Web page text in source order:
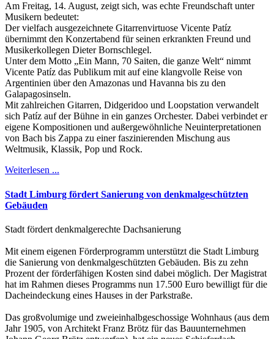
Am Freitag, 14. August, zeigt sich, was echte Freundschaft unter
Musikern bedeutet:
Der vielfach ausgezeichnete Gitarrenvirtuose Vicente Patíz
übernimmt den Konzertabend für seinen erkrankten Freund und
Musikerkollegen Dieter Bornschlegel.
Unter dem Motto „Ein Mann, 70 Saiten, die ganze Welt“ nimmt
Vicente Patíz das Publikum mit auf eine klangvolle Reise von
Argentinien über den Amazonas und Havanna bis zu den
Galapagosinseln.
Mit zahlreichen Gitarren, Didgeridoo und Loopstation verwandelt
sich Patíz auf der Bühne in ein ganzes Orchester. Dabei verbindet er
eigene Kompositionen und außergewöhnliche Neuinterpretationen
von Bach bis Zappa zu einer faszinierenden Mischung aus
Weltmusik, Klassik, Pop und Rock.
Weiterlesen ...
Stadt Limburg fördert Sanierung von denkmalgeschützten
Gebäuden
Stadt fördert denkmalgerechte Dachsanierung
Mit einem eigenen Förderprogramm unterstützt die Stadt Limburg
die Sanierung von denkmalgeschützten Gebäuden. Bis zu zehn
Prozent der förderfähigen Kosten sind dabei möglich. Der Magistrat
hat im Rahmen dieses Programms nun 17.500 Euro bewilligt für die
Dacheindeckung eines Hauses in der Parkstraße.
Das großvolumige und zweieinhalbgeschossige Wohnhaus (aus dem
Jahr 1905, von Architekt Franz Brötz für das Bauunternehmen